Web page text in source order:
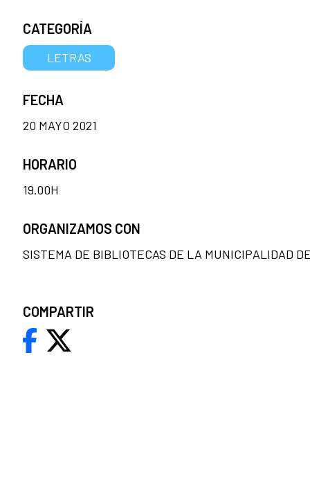
CATEGORÍA
LETRAS
FECHA
20 MAYO 2021
HORARIO
19.00H
ORGANIZAMOS CON
SISTEMA DE BIBLIOTECAS DE LA MUNICIPALIDAD
COMPARTIR